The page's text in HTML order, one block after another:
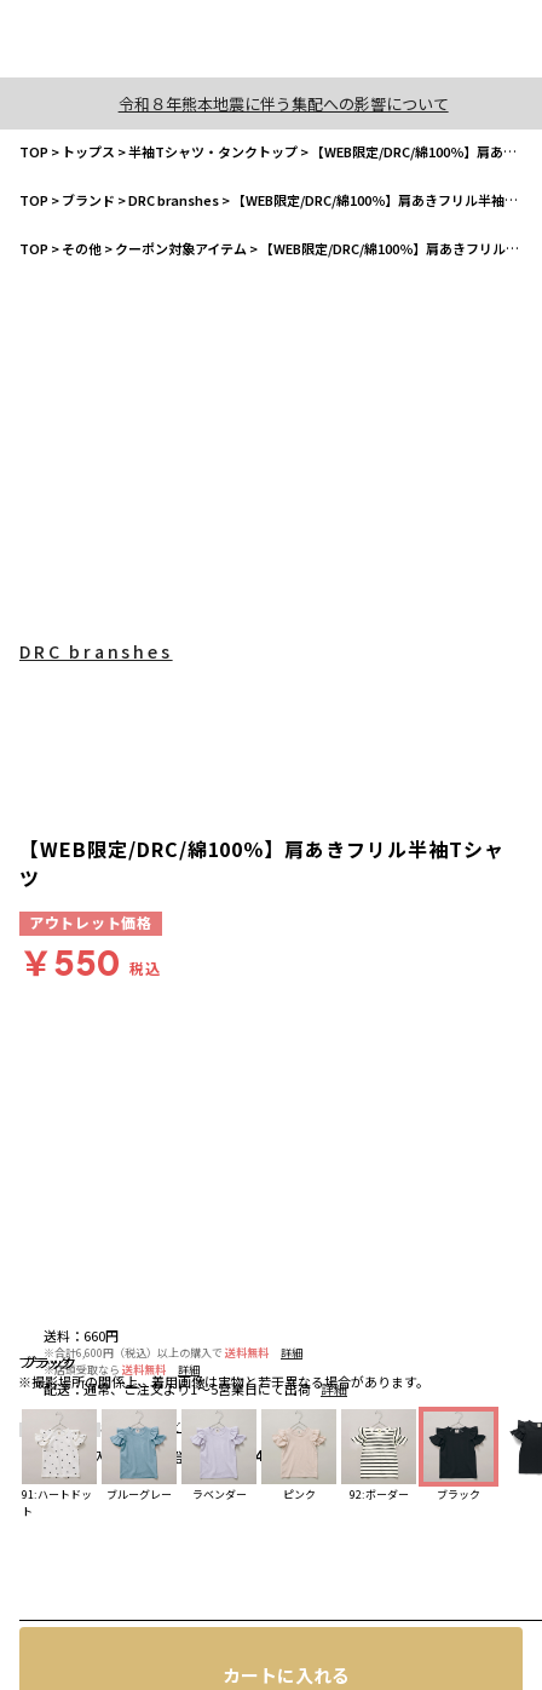
令和８年熊本地震に伴う集配への影響について
TOP> トップス >半袖Tシャツ・タンクトップ> 【WEB限定/DRC/綿100％】肩あきフリル半袖Tシャツ
TOP>ブランド >DRC branshes> 【WEB限定/DRC/綿100％】肩あきフリル半袖Tシャツ
TOP>その他>クーポン対象アイテム > 【WEB限定/DRC/綿100％】肩あきフリル半袖Tシャツ
ブラック
※撮影場所の関係上、着用画像は実物と若干異なる場合があります。
ブラック
ブラック
91:ハートドッ
ト
ブルーグレー ラベンダー ピンク 92:ボーダー ブラック
送料 ： 660円
※合計6,600円（税込）以上の購入で 送料無料
詳細
※店頭受取なら 送料無料 詳細
配送：通常、ご注文より1～5営業日にて出荷 詳細
5.0（4）レビューを見る
お気に入りアイテム登録者数 294
DRC branshes
【WEB限定/DRC/綿100％】肩あきフリル半袖Tシャ
ツ
アウトレット価格
￥550 税込
カートに入れる